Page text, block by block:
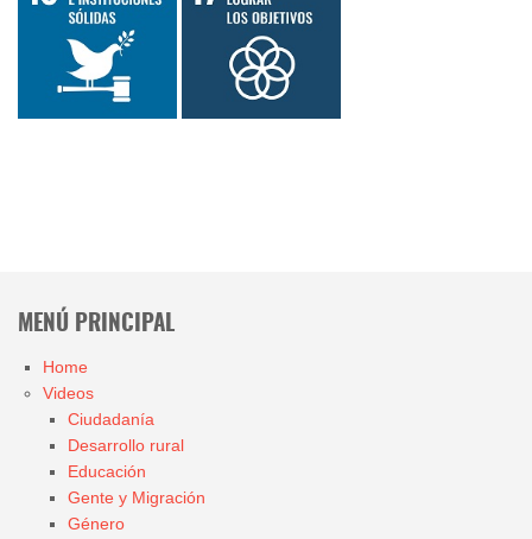
MENÚ PRINCIPAL
Home
Videos
Ciudadanía
Desarrollo rural
Educación
Gente y Migración
Género